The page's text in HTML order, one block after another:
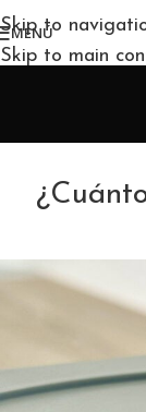
Skip to
Skip to main
MENÚ